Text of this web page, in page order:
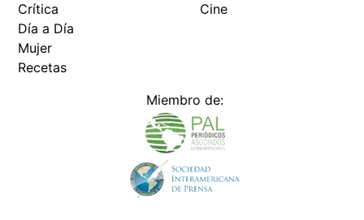
Crítica
Día a Día
Mujer
Recetas
Cine
Miembro de: